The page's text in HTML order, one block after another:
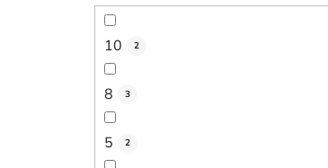
10 2
8 3
5 2